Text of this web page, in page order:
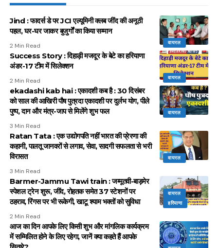
वायरल
Jind : फादर्स डे पर JCI एल्यूमिनी क्लब जींद की अनूठी
पहल, घर-घर जाकर बुजुर्गों का किया सम्मान
2 Min Read
वायरल
Success Story : दिहाड़ी मजदूर के बेटे का हरियाणा
अंडर-17 टीम में सिलेक्शन
2 Min Read
वायरल
ekadashi kab hai : एकादशी कब है : 30 दिसंबर
को साल की आखिरी पौष पुत्रदा एकादशी पर दुर्लभ योग, पीले
पुष्प, दान और मंत्र-जाप से मिलेंगे शुभ फल
3 Min Read
वायरल
Ratan Tata : एक उद्योगपति नहीं भारत की प्रेरणा की
कहानी, पालतू जानवरों से लगाव, सेवा, सादगी सफलता से भरी
विरासत
3 Min Read
वायरल
हरियाणा
Barmer-Jammu Tawi train : जम्मूतवी-बाड़मेर
स्पेशल ट्रेन शुरू, जींद, रोहतक समेत 37 स्टेशनों पर
ठहराव, रिंगस पर भी रूकेगी, खाटू श्याम भक्तों को सुविधा
2 Min Read
आज का दिन आपके लिए किसी शुभ और मांगलिक कार्यक्रम
में सम्मिलित होने के लिए रहेगा, जानें क्या कहते हैं आपके